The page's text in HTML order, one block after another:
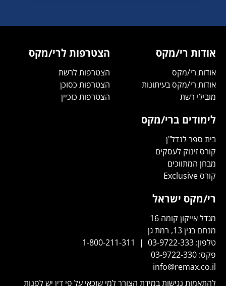
אודות רי/מקס
אודות רי/מקס
אודות רי/מקס בעיתונות
מובילי רשת
הצטרפות לרי/מקס
הצטרפות לרשת
הצטרפות כסוכן
הצטרפות כזכיין
לימודים ברי/מקס
בית ספר לנדל"ן
קורס זינוק לעסקים
מבחן המתווכים
קורס Exclusive
רי/מקס ישראל
מגדל אייקון קומה 16
מנחם בגין 13, רמת גן
טלפון: 03-9722-333
|
1-800-211-311
פקס: 03-9722-330
info@remax.co.il
להתאמות נגישות במידת הצורך למי שזכאי על פי דין יש לפנות